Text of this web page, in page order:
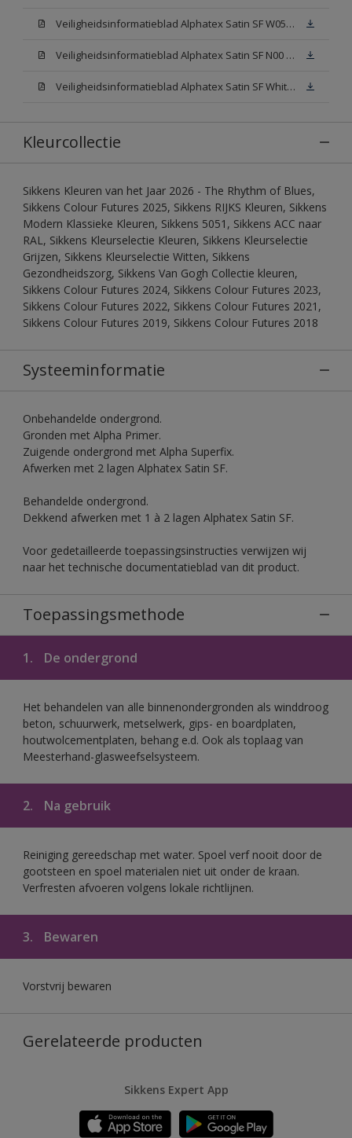
Veiligheidsinformatieblad Alphatex Satin SF W05 (MSDS)
Veiligheidsinformatieblad Alphatex Satin SF N00 (MSDS)
Veiligheidsinformatieblad Alphatex Satin SF White (MSDS)
Kleurcollectie
Sikkens Kleuren van het Jaar 2026 - The Rhythm of Blues,
Sikkens Colour Futures 2025, Sikkens RIJKS Kleuren, Sikkens
Modern Klassieke Kleuren, Sikkens 5051, Sikkens ACC naar
RAL, Sikkens Kleurselectie Kleuren, Sikkens Kleurselectie
Grijzen, Sikkens Kleurselectie Witten, Sikkens
Gezondheidszorg, Sikkens Van Gogh Collectie kleuren,
Sikkens Colour Futures 2024, Sikkens Colour Futures 2023,
Sikkens Colour Futures 2022, Sikkens Colour Futures 2021,
Sikkens Colour Futures 2019, Sikkens Colour Futures 2018
Systeeminformatie
Onbehandelde ondergrond.
Gronden met Alpha Primer.
Zuigende ondergrond met Alpha Superfix.
Afwerken met 2 lagen Alphatex Satin SF.
Behandelde ondergrond.
Dekkend afwerken met 1 à 2 lagen Alphatex Satin SF.
Voor gedetailleerde toepassingsinstructies verwijzen wij
naar het technische documentatieblad van dit product.
Toepassingsmethode
1. De ondergrond
Het behandelen van alle binnenondergronden als winddroog
beton, schuurwerk, metselwerk, gips- en boardplaten,
houtwolcementplaten, behang e.d. Ook als toplaag van
Meesterhand-glasweefselsysteem.
2. Na gebruik
Reiniging gereedschap met water. Spoel verf nooit door de
gootsteen en spoel materialen niet uit onder de kraan.
Verfresten afvoeren volgens lokale richtlijnen.
3. Bewaren
Vorstvrij bewaren
Gerelateerde producten
Sikkens Expert App